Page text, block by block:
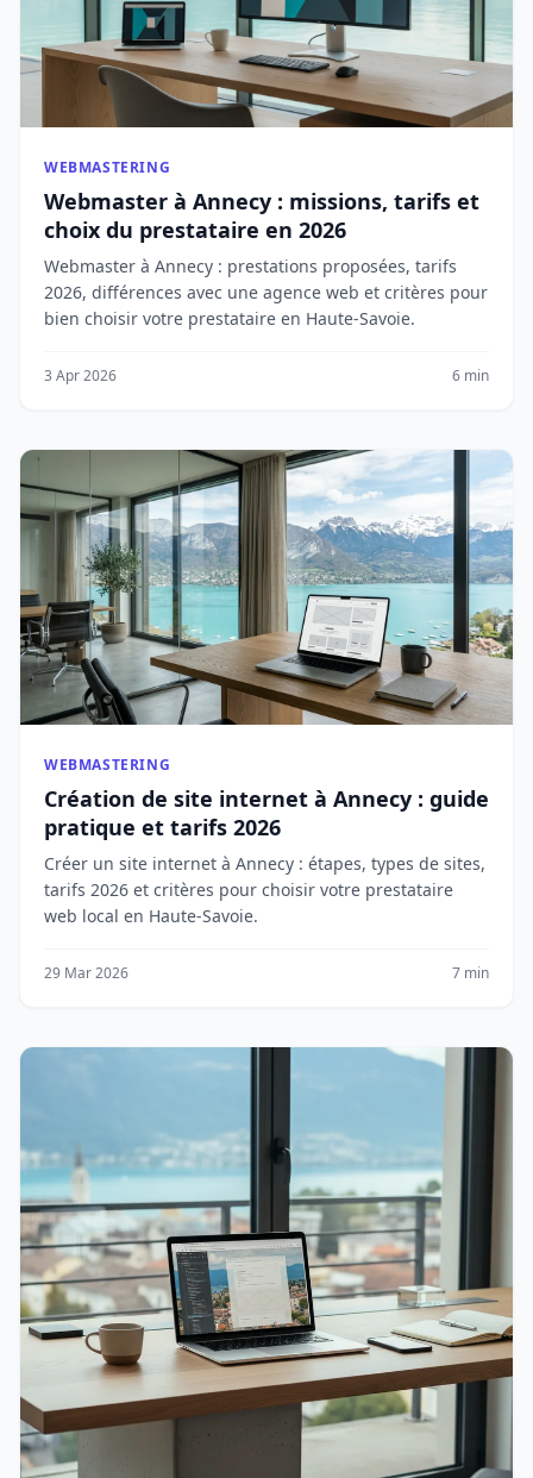
WEBMASTERING
Webmaster à Annecy : missions, tarifs et
choix du prestataire en 2026
Webmaster à Annecy : prestations proposées, tarifs
2026, différences avec une agence web et critères pour
bien choisir votre prestataire en Haute-Savoie.
3 Apr 2026 6 min
WEBMASTERING
Création de site internet à Annecy : guide
pratique et tarifs 2026
Créer un site internet à Annecy : étapes, types de sites,
tarifs 2026 et critères pour choisir votre prestataire
web local en Haute-Savoie.
29 Mar 2026 7 min